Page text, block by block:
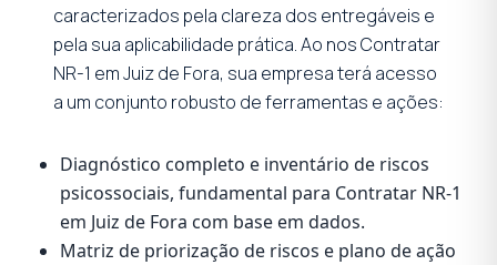
caracterizados pela clareza dos entregáveis e
pela sua aplicabilidade prática. Ao nos Contratar
NR-1 em Juiz de Fora, sua empresa terá acesso
a um conjunto robusto de ferramentas e ações:
Diagnóstico completo e inventário de riscos
psicossociais, fundamental para Contratar NR-1
em Juiz de Fora com base em dados.
Matriz de priorização de riscos e plano de ação